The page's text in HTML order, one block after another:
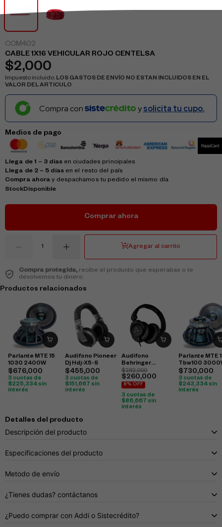
CCM402
CABLE 1X16 VEHICULAR ROJO CENTELSA
$2,000
Impuesto incluido. LOS GASTOS DE ENVÍO NO ESTAN INCLUIDOS EN EL
VALOR DEL ARTICULO
Compra con ysolicita tu cupo.
Medios de pago
Llega de 1 – 3 díasen ciudades principales
Llega de 2 – 5 díasen el resto del país
Compra ahora y despachamos tu pedido el mismo día
StockDisponible
Comprar ahora
Agregar al carrito
Compra protegida,recibe el producto que esperabas o te
devolvemos tu dinero.
Productos relacionados
Parlante MTE 15
1030 2400W
$676,000
3 cuotas de
$225,334 sin
interés
Audifono Pioneer
Dj Hdj-X5-S
$455,000
3 cuotas de
$151,667 sin
interés
Audifono
Behringer
Hpx6000
$282,000
$260,000
8% OFF
3 cuotas de
$86,667 sin
interés
Parlante MTE
Tbw100
$ 730,000
3 cuotas de
$243,334sin
interés
Detalles del producto
Descripción del producto
Especificaciones del producto
Metodo de envío
¿Tienes dudas? contáctanos
¿Puedo comprar con Addi o Sistecrédito?